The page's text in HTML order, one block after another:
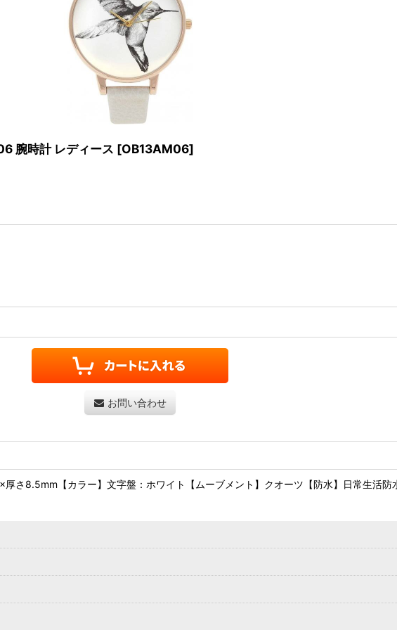
腕時計 レディース [OB13AM06]
お問い合わせ
さ8.5mm【カラー】文字盤：ホワイト【ムーブメント】クオーツ【防水】日常生活防